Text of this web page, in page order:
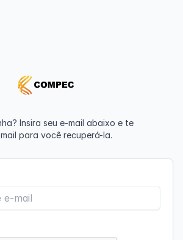
Insira seu e-mail abaixo e te
para você recuperá-la.